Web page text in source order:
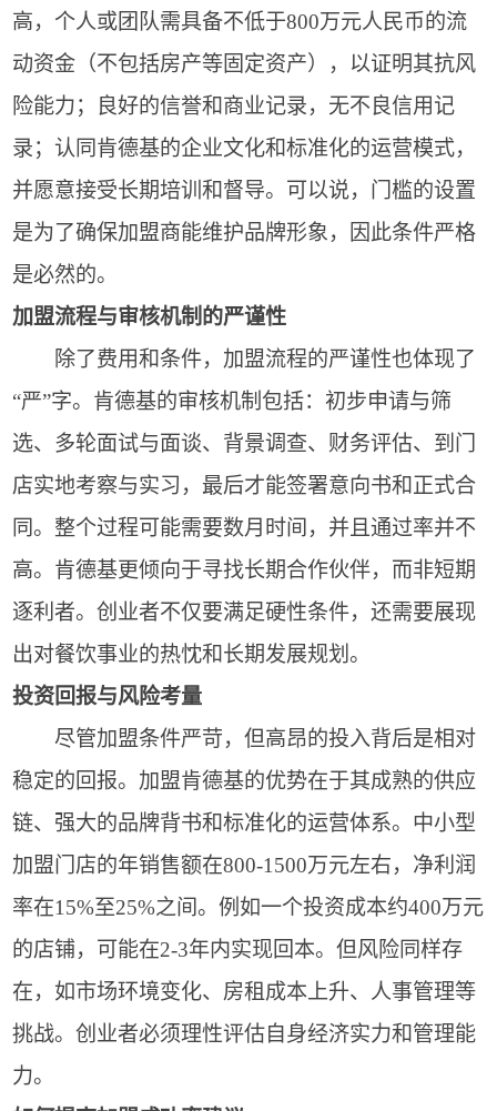
高，个人或团队需具备不低于800万元人民币的流
动资金（不包括房产等固定资产），以证明其抗风
险能力；良好的信誉和商业记录，无不良信用记
录；认同肯德基的企业文化和标准化的运营模式，
并愿意接受长期培训和督导。可以说，门槛的设置
是为了确保加盟商能维护品牌形象，因此条件严格
是必然的。
加盟流程与审核机制的严谨性
除了费用和条件，加盟流程的严谨性也体现了
“严”字。肯德基的审核机制包括：初步申请与筛
选、多轮面试与面谈、背景调查、财务评估、到门
店实地考察与实习，最后才能签署意向书和正式合
同。整个过程可能需要数月时间，并且通过率并不
高。肯德基更倾向于寻找长期合作伙伴，而非短期
逐利者。创业者不仅要满足硬性条件，还需要展现
出对餐饮事业的热忱和长期发展规划。
投资回报与风险考量
尽管加盟条件严苛，但高昂的投入背后是相对
稳定的回报。加盟肯德基的优势在于其成熟的供应
链、强大的品牌背书和标准化的运营体系。中小型
加盟门店的年销售额在800-1500万元左右，净利润
率在15%至25%之间。例如一个投资成本约400万元
的店铺，可能在2-3年内实现回本。但风险同样存
在，如市场环境变化、房租成本上升、人事管理等
挑战。创业者必须理性评估自身经济实力和管理能
力。